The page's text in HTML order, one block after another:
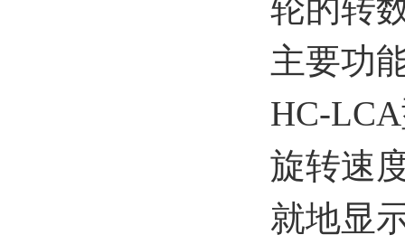
轮的转
主要功
HC-
旋转速
就地显